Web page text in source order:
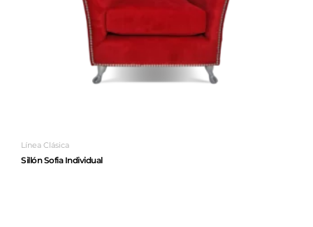
Línea Clásica
Sillón Sofia Individual